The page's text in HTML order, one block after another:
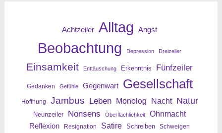
Achtzeiler Alltag Angst
Beobachtung Depression Dreizeiler
Einsamkeit Enttäuschung Erkenntnis Fünfzeiler
Gedanken Gefühle Gegenwart Gesellschaft
Hoffnung Jambus Leben Monolog Nacht Natur
Neunzeiler Nonsens Oberflächlichkeit
Ohnmacht
Reflexion
Resignation Satire Schreiben Schweigen